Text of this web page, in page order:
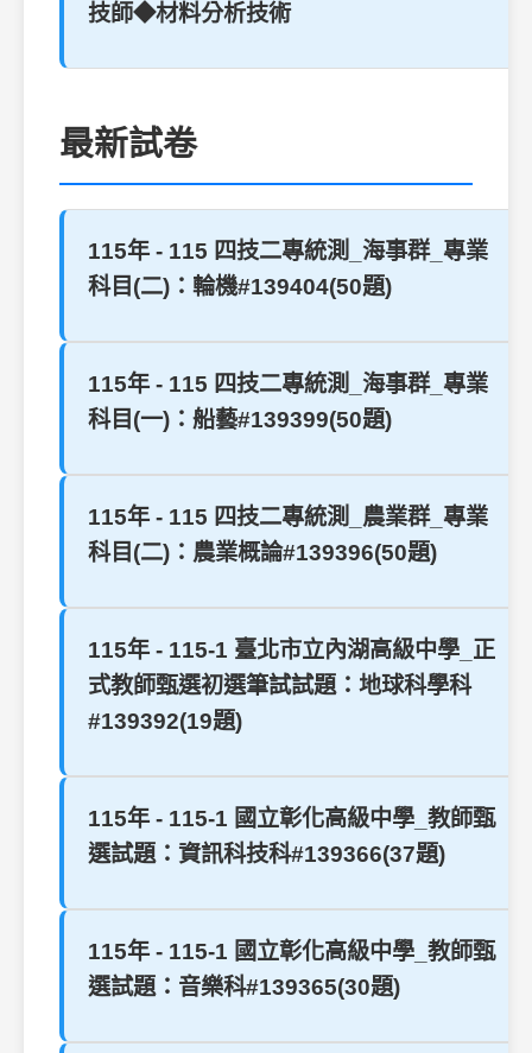
技師◆材料分析技術
最新試卷
115年 - 115 四技二專統測_海事群_專業
科目(二)：輪機#139404(50題)
115年 - 115 四技二專統測_海事群_專業
科目(一)：船藝#139399(50題)
115年 - 115 四技二專統測_農業群_專業
科目(二)：農業概論#139396(50題)
115年 - 115-1 臺北市立內湖高級中學_正
式教師甄選初選筆試試題：地球科學科
#139392(19題)
115年 - 115-1 國立彰化高級中學_教師甄
選試題：資訊科技科#139366(37題)
115年 - 115-1 國立彰化高級中學_教師甄
選試題：音樂科#139365(30題)